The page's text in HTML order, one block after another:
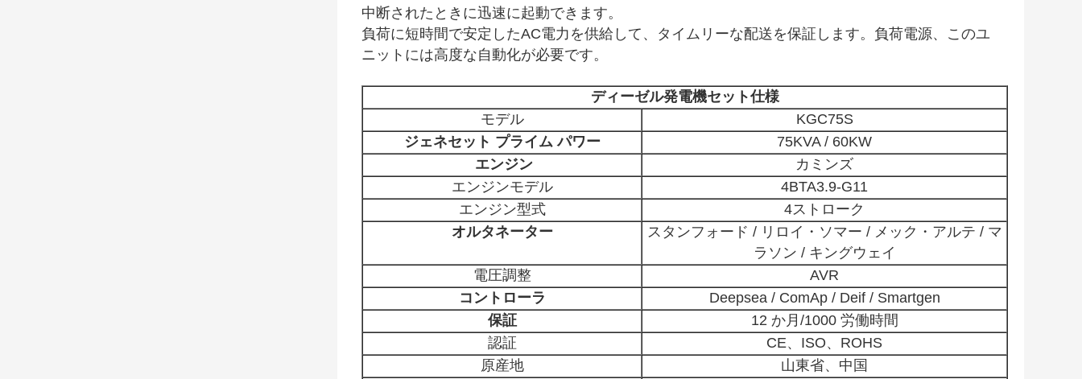
中断されたときに迅速に起動できます。
負荷に短時間で安定したAC電力を供給して、タイムリーな配送を保証します。負荷電源、このユ
ニットには高度な自動化が必要です。
ディーゼル発電機セット仕様
モデル
KGC75S
ジェネセット プライム パワー
75KVA / 60KW
エンジン
カミンズ
エンジンモデル
4BTA3.9-G11
エンジン型式
4ストローク
オルタネーター
スタンフォード / リロイ・ソマー / メック・アルテ / マ
ラソン / キングウェイ
電圧調整
AVR
コントローラ
Deepsea / ComAp / Deif / Smartgen
保証
12 か月/1000 労働時間
認証
CE、ISO、ROHS
原産地
山東省、中国